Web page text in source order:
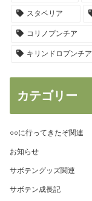
スタペリア
コリノプンチア
キリンドロプンチア
カテゴリー
○○に行ってきたぞ関連
お知らせ
サボテングッズ関連
サボテン成長記